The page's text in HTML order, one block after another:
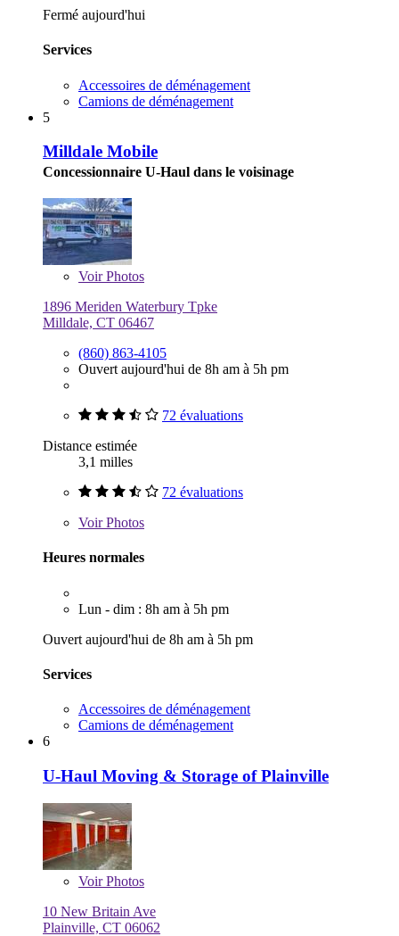
Fermé aujourd'hui
Services
Accessoires de déménagement
Camions de déménagement
5
Milldale Mobile
Concessionnaire U-Haul dans le voisinage
VoirPhotos
1896 Meriden Waterbury Tpke
Milldale, CT 06467
(860) 863-4105
Ouvert aujourd'hui de 8h am à 5h pm
72 évaluations
Distance estimée
3,1 milles
72 évaluations
VoirPhotos
Heures normales
Lun - dim : 8h am à 5h pm
Ouvert aujourd'hui de 8h am à 5h pm
Services
Accessoires de déménagement
Camions de déménagement
6
U-Haul Moving & Storage of Plainville
VoirPhotos
10 New Britain Ave
Plainville, CT 06062